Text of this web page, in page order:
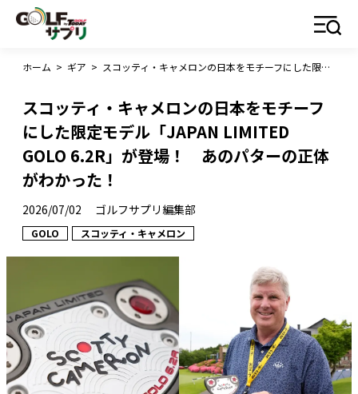
ホーム > ギア > スコッティ・キャメロンの日本をモチーフにした限定モデル「JAPAN LIMITED GOLO 6.2R」が登場！ あのパターの正体がわかった！
スコッティ・キャメロンの日本をモチーフ
にした限定モデル「JAPAN LIMITED
GOLO 6.2R」が登場！ あのパターの正体
がわかった！
2026/07/02 ゴルフサプリ編集部
GOLO スコッティ・キャメロン